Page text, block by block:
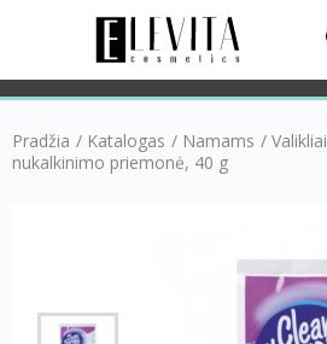
Pradžia / Katalogas / Namams / Valikliai
nukalkinimo priemonė, 40 g